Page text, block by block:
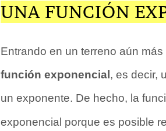
UNA FUNCIÓN
Entrando en un terreno aún
función exponencial , es decir,
un exponente. De hecho, la
exponencial porque es posible